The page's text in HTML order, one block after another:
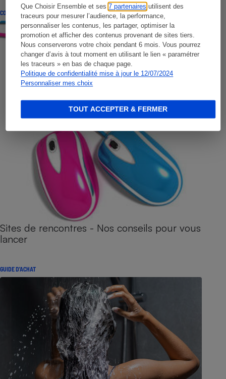
Que Choisir Ensemble et ses7 partenaires utilisent des
traceurs pour mesurer l’audience, la performance,
personnaliser les contenus, les partager, optimiser la
promotion et afficher des contenus provenant de sites tiers.
Nous conserverons votre choix pendant 6 mois. Vous pourrez
changer d’avis à tout moment en utilisant le lien « paramétrer
les traceurs » en bas de chaque page.
Politique de confidentialité mise à jour le 12/07/2024
Personnaliser mes choix
TOUT ACCEPTER & FERMER
CONSEILS
Sites de rencontres - Nos conseils pour vous
lancer
GUIDE D'ACHAT